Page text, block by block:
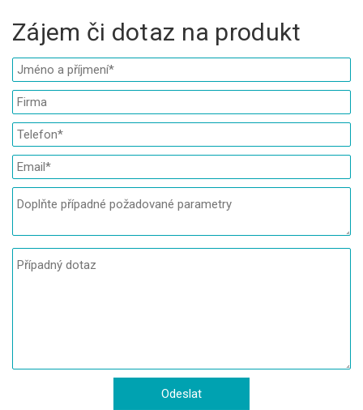
Zájem či dotaz na produkt